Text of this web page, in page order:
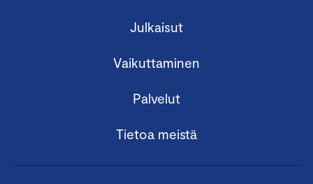
Julkaisut
Vaikuttaminen
Palvelut
Tietoa meistä